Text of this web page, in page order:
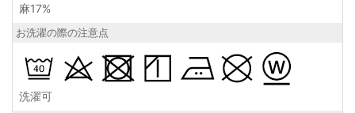
麻17%
お洗濯の際の注意点
洗濯可